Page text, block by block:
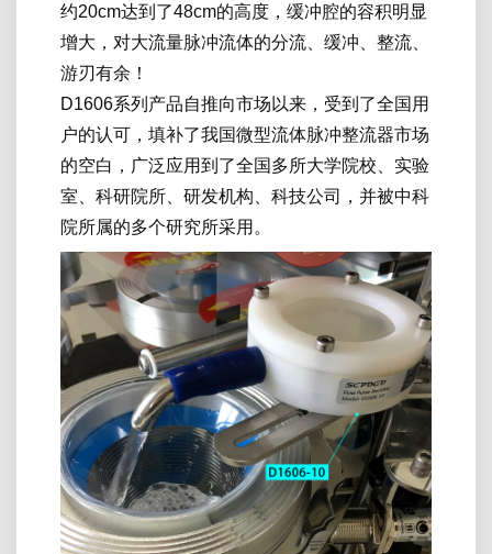
约20cm达到了48cm的高度，缓冲腔的容积明显
增大，对大流量脉冲流体的分流、缓冲、整流、
游刃有余！
D1606系列产品自推向市场以来，受到了全国用
户的认可，填补了我国微型流体脉冲整流器市场
的空白，广泛应用到了全国多所大学院校、实验
室、科研院所、研发机构、科技公司，并被中科
院所属的多个研究所采用。